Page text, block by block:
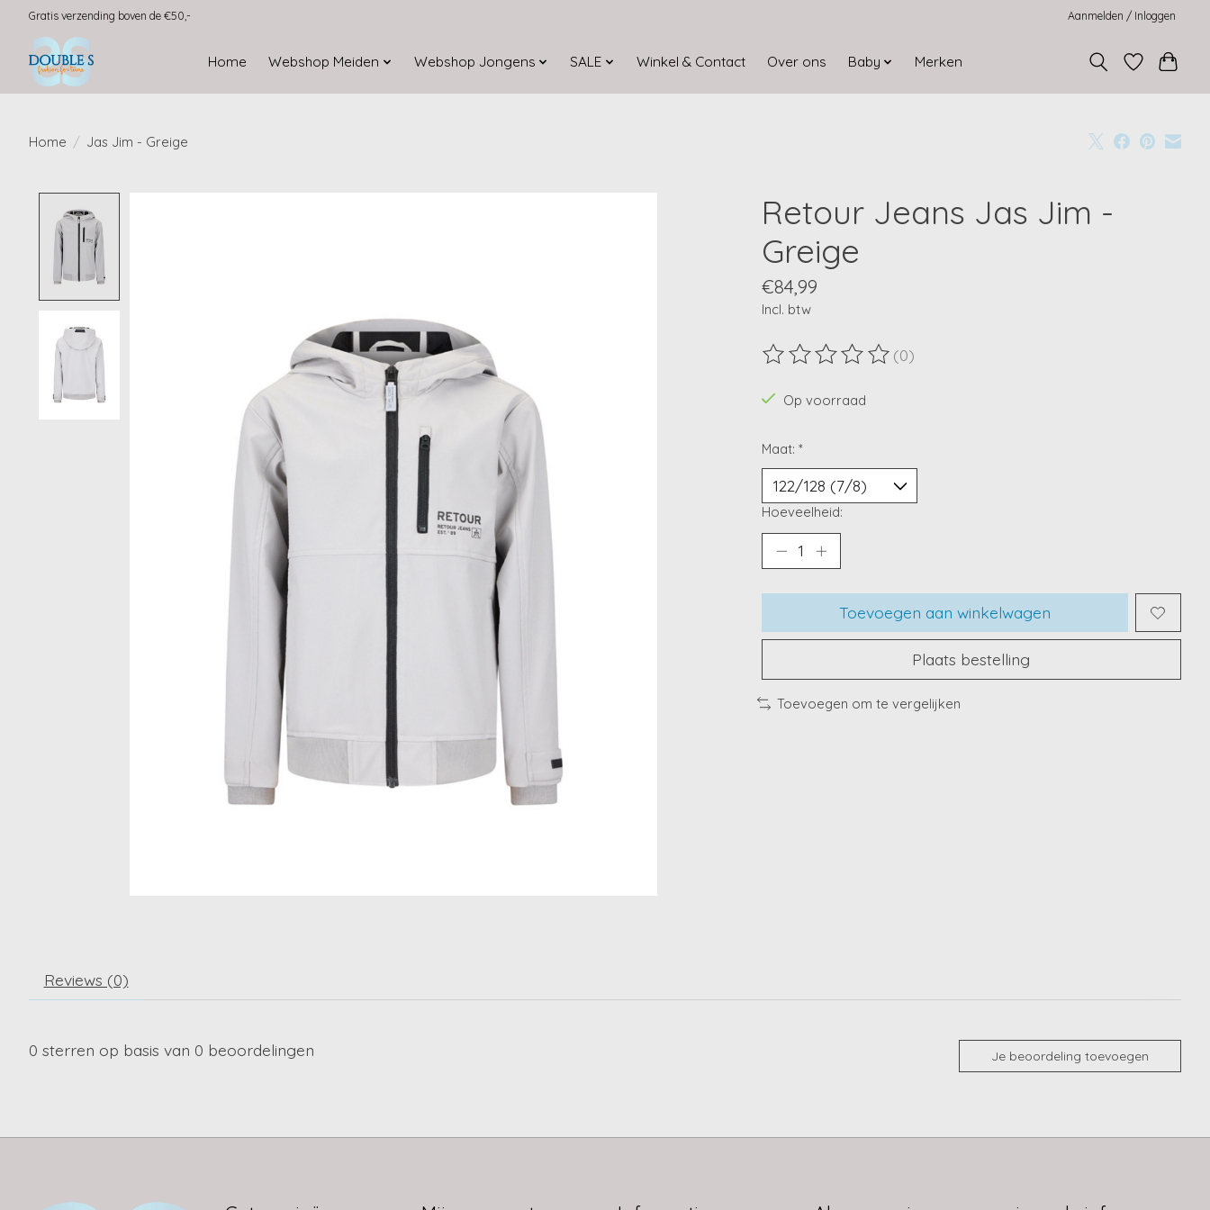
Gratis verzending boven de €50,- Aanmelden / Inloggen
Home Webshop Meiden Webshop Jongens SALE Winkel & Contact Over ons Baby Merken
Home / Jas Jim - Greige
Retour Jeans Jas Jim -
Greige
€84,99
Incl. btw
De beoordeling van dit product is
(0)
Op voorraad
Maat: *
Hoeveelheid:
Toevoegen aan winkelwagen
Plaats bestelling
Toevoegen om te vergelijken
Reviews (0)
0 sterren op basis van 0 beoordelingen Je beoordeling toevoegen